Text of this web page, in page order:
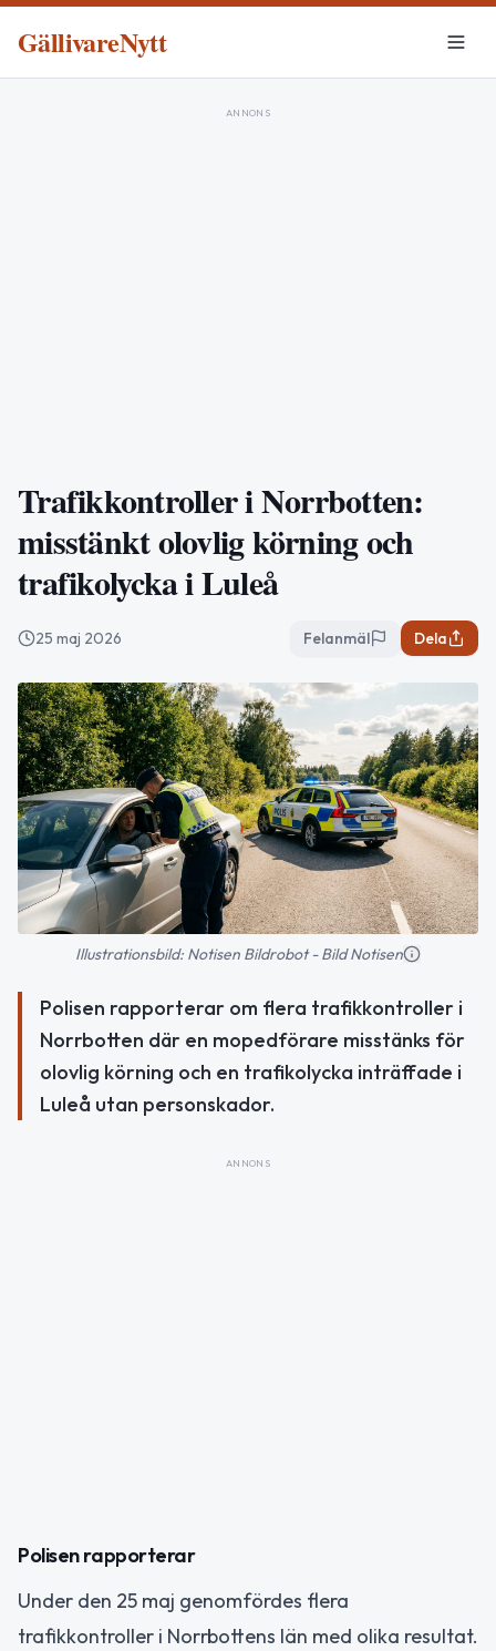
GällivareNytt
ANNONS
Trafikkontroller i Norrbotten:
misstänkt olovlig körning och
trafikolycka i Luleå
25 maj 2026 Felanmäl Dela
Illustrationsbild: Notisen Bildrobot - Bild Notisen
Polisen rapporterar om flera trafikkontroller i
Norrbotten där en mopedförare misstänks för
olovlig körning och en trafikolycka inträffade i
Luleå utan personskador.
ANNONS
Polisen rapporterar
Under den 25 maj genomfördes flera
trafikkontroller i Norrbottens län med olika resultat.